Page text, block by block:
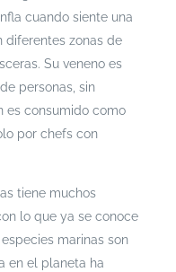
cuando siente una
diferentes zonas de
Su veneno es
personas, sin
es consumido como
por chefs con
tiene muchos
lo que ya se conoce
marinas son
en el planeta ha